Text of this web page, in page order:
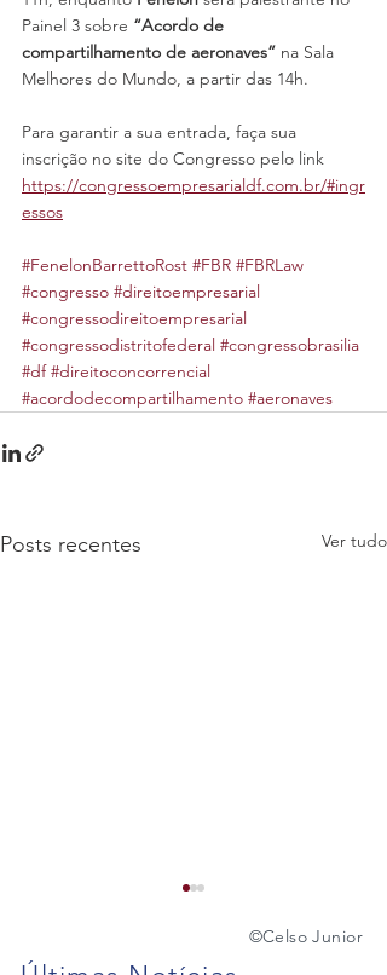
Painel 3 sobre “Acordo de
compartilhamento de aeronaves” na Sala
Melhores do Mundo, a partir das 14h.
Para garantir a sua entrada, faça sua
inscrição no site do Congresso pelo link
https://congressoempresarialdf.com.br/#ingr
essos
#FenelonBarrettoRost #FBR #FBRLaw
#congresso #direitoempresarial
#congressodireitoempresarial
#congressodistritofederal #congressobrasilia
#df #direitoconcorrencial
#acordodecompartilhamento #aeronaves
Posts recentes Ver tudo
©️Celso Junior